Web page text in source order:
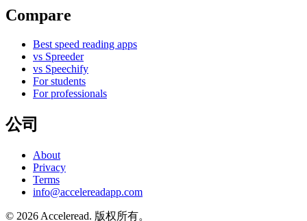
Compare
Best speed reading apps
vs Spreeder
vs Speechify
For students
For professionals
公司
About
Privacy
Terms
info@accelereadapp.com
© 2026 Acceleread. 版权所有。